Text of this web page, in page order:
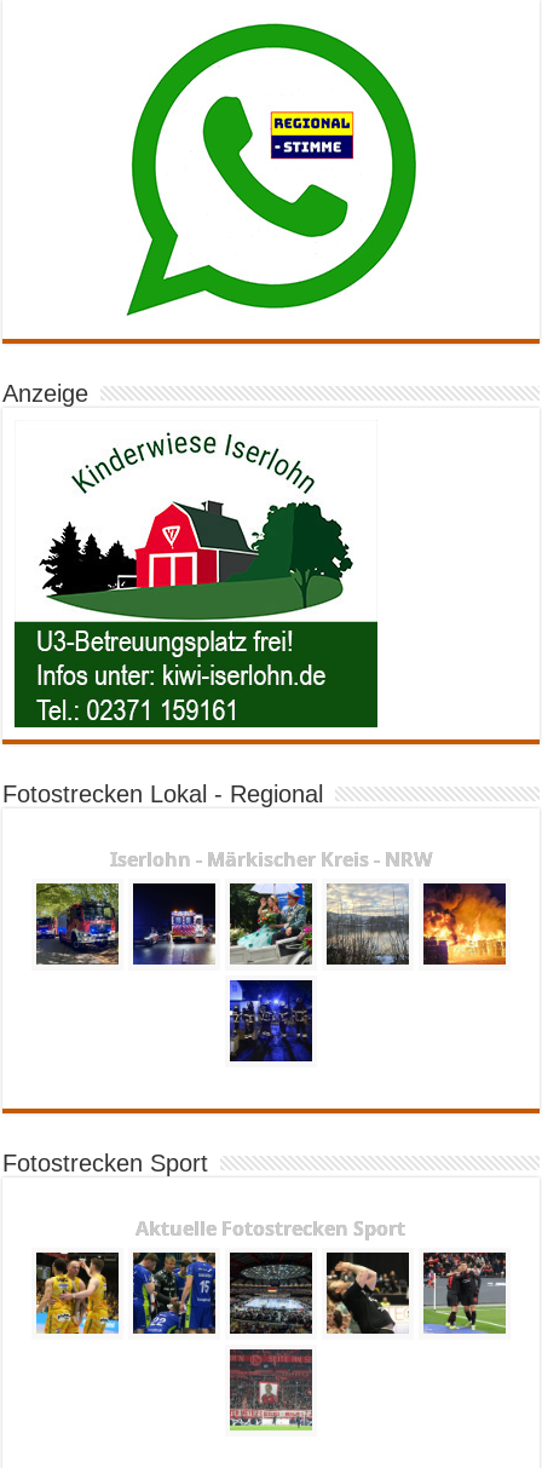
Anzeige
Fotostrecken Lokal - Regional
Iserlohn - Märkischer Kreis - NRW
Fotostrecken Sport
Aktuelle Fotostrecken Sport